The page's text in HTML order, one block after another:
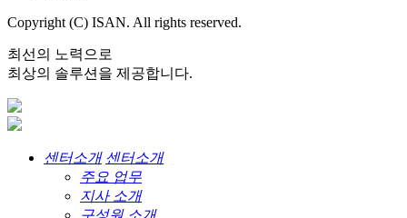
Copyright (C) ISAN. All rights reserved.
최선의 노력으로
최상의 솔루션을 제공합니다.
센터소개 센터소개
주요 업무
지사 소개
구성원 소개